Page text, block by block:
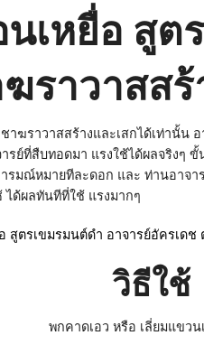
เหยื่อ สู
ราวาสสร้
ฆราวาสสร้างและเสกได้เท่านั้น
รย์ที่สืบทอดมา แรงใช้ได้ผลจริง
รมณ์หมายทีละดอก และ ท่านอา
ได้ผลทันทีที่ใช้ แรงมากๆ
วิธีใช้
พกคาดเอว หรือ เลี่ยมแขว